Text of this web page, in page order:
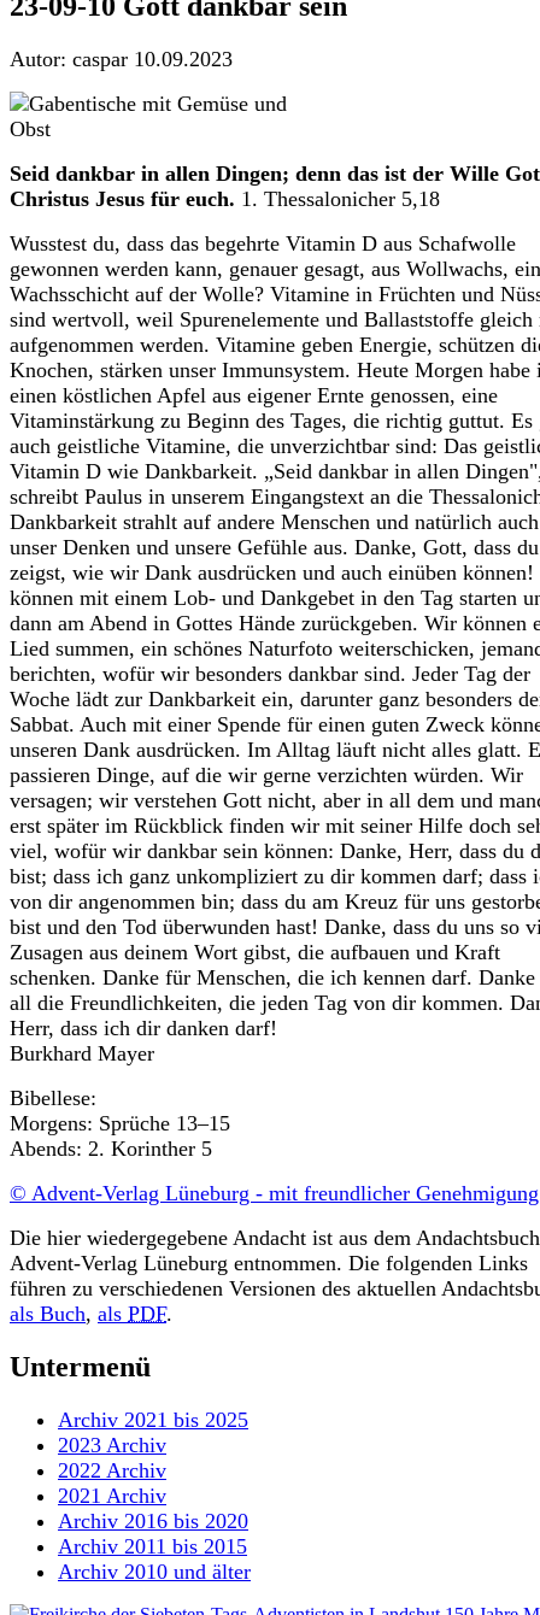
Autor: caspar 10.09.2023
Seid dankbar in allen Dingen; denn das ist der Wille
Christus Jesus für euch. 1. Thessalonicher 5,18
Wusstest du, dass das begehrte Vitamin D aus Schafwolle
gewonnen werden kann, genauer gesagt, aus Wollwachs,
Wachsschicht auf der Wolle? Vitamine in Früchten und
sind wertvoll, weil Spurenelemente und Ballaststoffe gleich
aufgenommen werden. Vitamine geben Energie, schützen
Knochen, stärken unser Immunsystem. Heute Morgen habe
einen köstlichen Apfel aus eigener Ernte genossen, eine
Vitaminstärkung zu Beginn des Tages, die richtig guttut. Es
auch geistliche Vitamine, die unverzichtbar sind: Das
Vitamin D wie Dankbarkeit. „Seid dankbar in allen
schreibt Paulus in unserem Eingangstext an die
Dankbarkeit strahlt auf andere Menschen und natürlich
unser Denken und unsere Gefühle aus. Danke, Gott, dass
zeigst, wie wir Dank ausdrücken und auch einüben
können mit einem Lob- und Dankgebet in den Tag starten
dann am Abend in Gottes Hände zurückgeben. Wir können
Lied summen, ein schönes Naturfoto weiterschicken,
berichten, wofür wir besonders dankbar sind. Jeder Tag der
Woche lädt zur Dankbarkeit ein, darunter ganz besonders
Sabbat. Auch mit einer Spende für einen guten Zweck
unseren Dank ausdrücken. Im Alltag läuft nicht alles glatt.
passieren Dinge, auf die wir gerne verzichten würden. Wir
versagen; wir verstehen Gott nicht, aber in all dem und
erst später im Rückblick finden wir mit seiner Hilfe doch
viel, wofür wir dankbar sein können: Danke, Herr, dass du
bist; dass ich ganz unkompliziert zu dir kommen darf; dass
von dir angenommen bin; dass du am Kreuz für uns
bist und den Tod überwunden hast! Danke, dass du uns so
Zusagen aus deinem Wort gibst, die aufbauen und Kraft
schenken. Danke für Menschen, die ich kennen darf.
all die Freundlichkeiten, die jeden Tag von dir kommen.
Herr, dass ich dir danken darf!
Burkhard Mayer
Bibellese:
Morgens: Sprüche 13–15
Abends: 2. Korinther 5
© Advent-Verlag Lüneburg - mit freundlicher Genehmigung
Die hier wiedergegebene Andacht ist aus dem
Advent-Verlag Lüneburg entnommen. Die folgenden Links
führen zu verschiedenen Versionen des aktuellen
als Buch, als PDF.
Untermenü
Archiv 2021 bis 2025
2023 Archiv
2022 Archiv
2021 Archiv
Archiv 2016 bis 2020
Archiv 2011 bis 2015
Archiv 2010 und älter